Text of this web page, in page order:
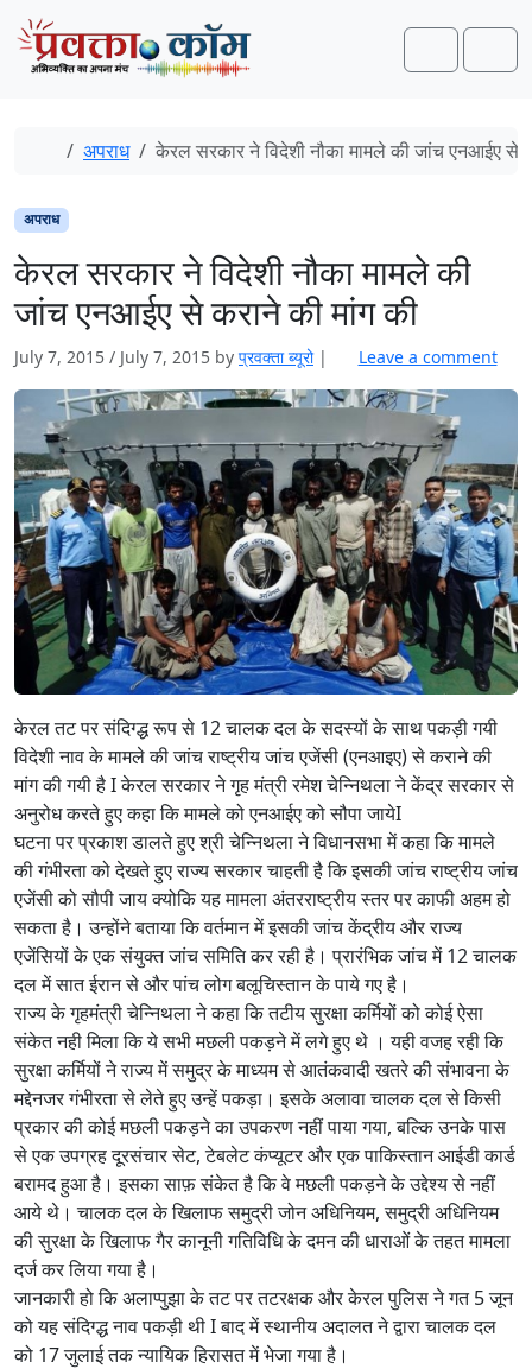
Skip to content
Skip to footer
Search
Home
अपराध केरल सरकार ने विदेशी नौका मामले की जांच एनआईए से
अपराध
केरल सरकार ने विदेशी नौका मामले की
जांच एनआईए से कराने की मांग की
July 7, 2015 / July 7, 2015 by प्रवक्‍ता ब्यूरो | Leave a comment
केरल तट पर संदिग्द्ध रूप से 12 चालक दल के सदस्यों के साथ पकड़ी गयी
विदेशी नाव के मामले की जांच राष्ट्रीय जांच एजेंसी (एनआइए) से कराने की
मांग की गयी है I केरल सरकार ने गृह मंत्री रमेश चेन्निथला ने केंद्र सरकार से
अनुरोध करते हुए कहा कि मामले को एनआईए को सौपा जायेI
घटना पर प्रकाश डालते हुए श्री चेन्निथला ने विधानसभा में कहा कि मामले
की गंभीरता को देखते हुए राज्य सरकार चाहती है कि इसकी जांच राष्ट्रीय जांच
एजेंसी को सौपी जाय क्योकि यह मामला अंतरराष्ट्रीय स्तर पर काफी अहम हो
सकता है। उन्होंने बताया कि वर्तमान में इसकी जांच केंद्रीय और राज्य
एजेंसियों के एक संयुक्त जांच समिति कर रही है। प्रारंभिक जांच में 12 चालक
दल में सात ईरान से और पांच लोग बलूचिस्तान के पाये गए है।
राज्य के गृहमंत्री चेन्निथला ने कहा कि तटीय सुरक्षा कर्मियों को कोई ऐसा
संकेत नही मिला कि ये सभी मछली पकड़ने में लगे हुए थे । यही वजह रही कि
सुरक्षा कर्मियों ने राज्य में समुद्र के माध्यम से आतंकवादी खतरे की संभावना के
मद्देनजर गंभीरता से लेते हुए उन्हें पकड़ा। इसके अलावा चालक दल से किसी
प्रकार की कोई मछली पकड़ने का उपकरण नहीं पाया गया, बल्कि उनके पास
से एक उपग्रह दूरसंचार सेट, टेबलेट कंप्यूटर और एक पाकिस्तान आईडी कार्ड
बरामद हुआ है। इसका साफ़ संकेत है कि वे मछली पकड़ने के उद्देश्य से नहीं
आये थे। चालक दल के खिलाफ समुद्री जोन अधिनियम, समुद्री अधिनियम
की सुरक्षा के खिलाफ गैर कानूनी गतिविधि के दमन की धाराओं के तहत मामला
दर्ज कर लिया गया है।
जानकारी हो कि अलाप्पुझा के तट पर तटरक्षक और केरल पुलिस ने गत 5 जून
को यह संदिग्द्ध नाव पकड़ी थी I बाद में स्थानीय अदालत ने द्वारा चालक दल
को 17 जुलाई तक न्यायिक हिरासत में भेजा गया है।